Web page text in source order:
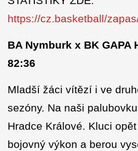
https://cz.basketball/
BA Nymburk x BK GAPA
82:36
Mladší žáci vítězí i ve
sezóny. Na naši
Hradce Králové. Kluci
bojovný výkon a berou